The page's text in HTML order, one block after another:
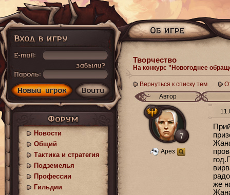
Творчество
На конкурс "Новогоднее
Вернуться к списку тем
Автор
7
Арез
же
Новости
Общий
Тактика и стратегия
Подземелья
Профессии
Гильдии